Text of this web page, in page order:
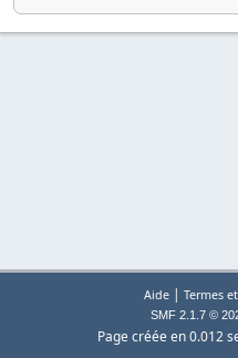
Aide| Termes
SMF 2.1.7 ©
Page créée en 0.012